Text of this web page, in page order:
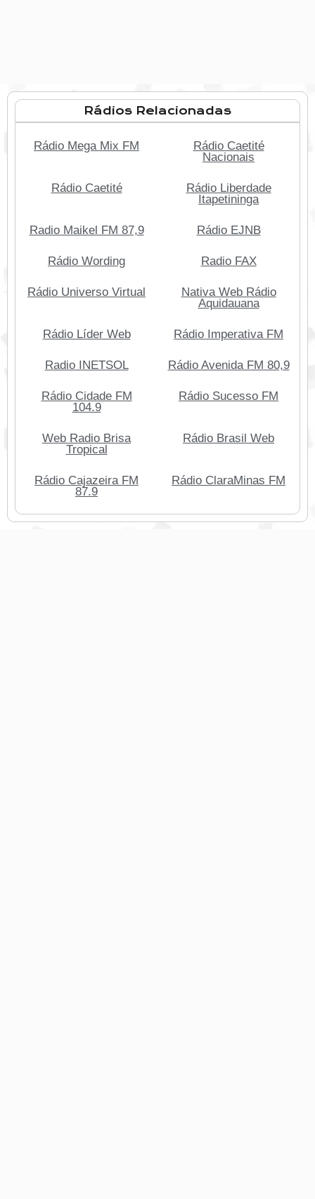
Rádios Relacionadas
Rádio Mega Mix FM
Rádio Caetité
Nacionais
Rádio Caetité
Rádio Liberdade
Itapetininga
Radio Maikel FM 87,9 Rádio EJNB
Rádio Wording Radio FAX
Rádio Universo Virtual
Nativa Web Rádio
Aquidauana
Rádio Líder Web Rádio Imperativa FM
Radio INETSOL Rádio Avenida FM 80,9
Rádio Cidade FM
104.9
Rádio Sucesso FM
Web Radio Brisa
Tropical
Rádio Brasil Web
Rádio Cajazeira FM
87.9
Rádio ClaraMinas FM